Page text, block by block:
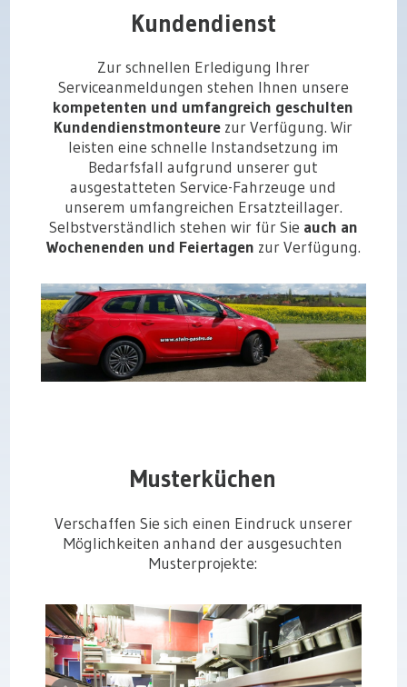
Kundendienst
Zur schnellen Erledigung Ihrer
Serviceanmeldungen stehen Ihnen unsere
kompetenten und umfangreich geschulten
Kundendienstmonteure zur Verfügung. Wir
leisten eine schnelle Instandsetzung im
Bedarfsfall aufgrund unserer gut
ausgestatteten Service-Fahrzeuge und
unserem umfangreichen Ersatzteillager.
Selbstverständlich stehen wir für Sie auch an
Wochenenden und Feiertagen zur Verfügung.
Musterküchen
Verschaffen Sie sich einen Eindruck unserer
Möglichkeiten anhand der ausgesuchten
Musterprojekte: